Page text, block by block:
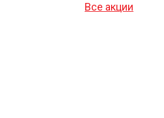
Все акции